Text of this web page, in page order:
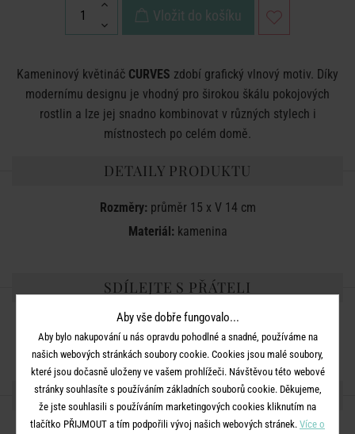
Vložit do košíku
Kameninový květináč CURVES zdobí grafický vlnový motiv. Díky
modernímu designu je vhodný pro širokou škálu pokojových
rostlin a lze jej snadno kombinovat v různých stylech i
místnostech po celém domě.
DETAILY PRODUKTU
Rozměry:průměr 15 x V 14 cm
Materiál:kamenina
SDÍLEJTE S PŘÁTELI
DALŠÍ PRODUKTY ZE SÉRIE
Aby vše dobře fungovalo...
Aby bylo nakupování u nás opravdu pohodlné a snadné, používáme na
našich webových stránkách soubory cookie. Cookies jsou malé soubory,
které jsou dočasně uloženy ve vašem prohlížeči. Návštěvou této webové
stránky souhlasíte s používáním základních souborů cookie. Děkujeme,
že jste souhlasili s používáním marketingových cookies kliknutím na
tlačítko PŘIJMOUT a tím podpořili vývoj našich webových stránek. Více o